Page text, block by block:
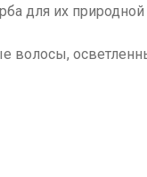
для их природной
волосы,